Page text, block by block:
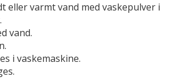
eller varmt vand med vaskepulver i
vand.
i vaskemaskine.